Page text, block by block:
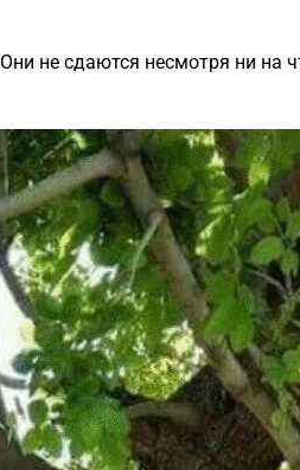
Они не сдаются несмотря ни